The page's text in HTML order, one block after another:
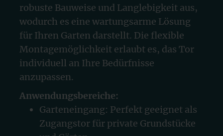
robuste Bauweise und Langlebigkeit aus,
wodurch es eine wartungsarme Lösung
für Ihren Garten darstellt. Die flexible
Montagemöglichkeit erlaubt es, das Tor
individuell an Ihre Bedürfnisse
anzupassen.
Anwendungsbereiche:
Garteneingang: Perfekt geeignet als
Zugangstor für private Grundstücke